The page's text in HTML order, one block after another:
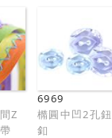
Z
6969
橢圓中凹2孔鈕
釦